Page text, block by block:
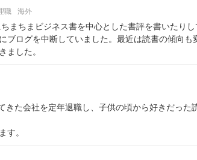
職 海外
まちまビジネス書を中心とした書評を書いたりし
ブログを中断していました。最近は読書の傾向も
ました。
きた会社を定年退職し、子供の頃から好きだった
す。